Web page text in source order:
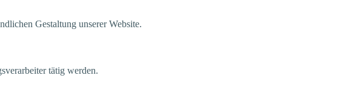
Gestal­tung unse­rer Website.
tätig werden.